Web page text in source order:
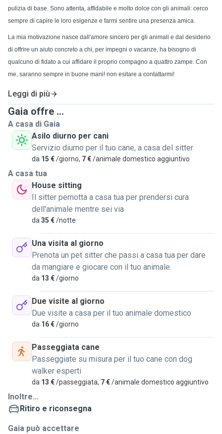
pulizia di base. Sono attenta, affidabile e molto dolce con gli animali: cerco
sempre di capire le loro esigenze e farmi sentire una presenza amica.
La mia motivazione nasce dall'amore sincero per gli animali e dal desiderio
di offrire un aiuto concreto a chi, per impegni o vacanze, ha bisogno di
qualcuno di fidato a cui affidare il proprio compagno a quattro zampe. Con
me, saranno sempre in buone mani! non esitare a contattarmi!
Leggi di più
Gaia offre ...
A casa di Gaia
Asilo diurno per cani
Servizio diurno per il tuo cane, a casa del sitter
da 15 €/giorno, 7 €/animale domestico aggiuntivo
A casa tua
House sitting
Il sitter pernotta a casa tua per prendersi cura
dell'animale mentre sei via
da 35 €/notte
Una visita al giorno
Prenota un pet sitter che passi a casa tua per dare
da mangiare e giocare con il tuo animale.
da 13 €/giorno
Due visite al giorno
Due visite a casa per il tuo animale domestico
da 16 €/giorno
Passeggiata cane
Passeggiate su misura per il tuo cane con dog
walker esperti
da 13 €/passeggiata, 7 €/animale domestico aggiuntivo
Inoltre...
Ritiro e riconsegna
Gaia può accettare